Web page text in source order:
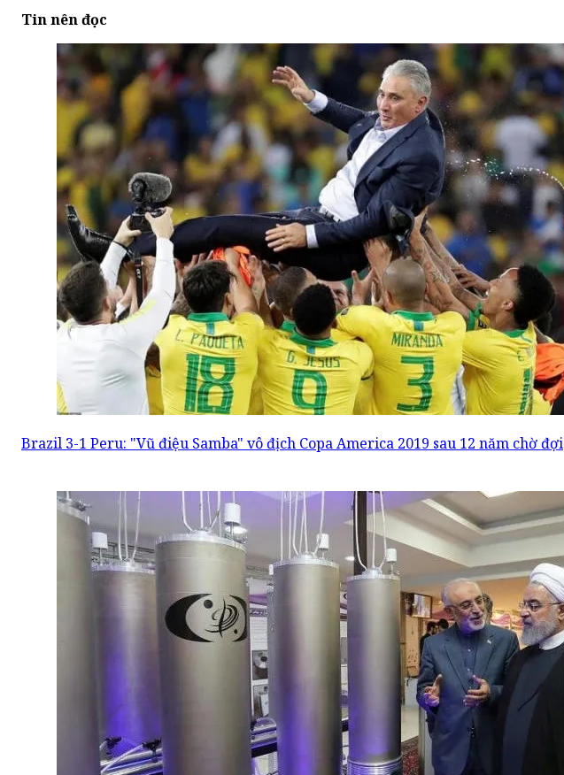
Tin nên đọc
Brazil 3-1 Peru: "Vũ điệu Samba" vô địch Copa America 2019 sau 12 năm chờ đợi